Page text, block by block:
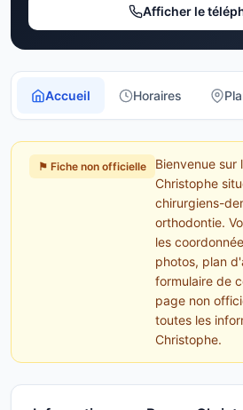
Afficher le
Accueil Horaires
⚑ Fiche non officielle
Bienvenue sur
Christophe
chirurgiens-
orthodontie.
les
photos, plan
formulaire de
page non
toutes les
Christophe.